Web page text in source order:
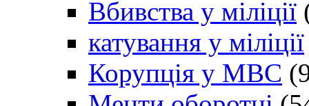
Вбивства у міліції
катування у міліції
Корупція у МВС